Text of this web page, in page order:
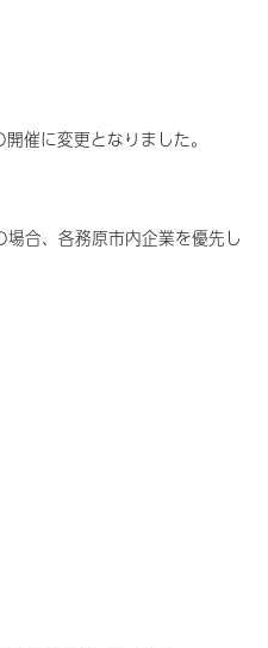
催に変更となりました。
合、各務原市内企業を優先し